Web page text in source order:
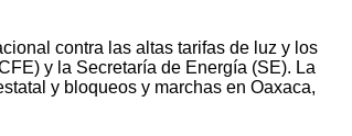
contra las altas tarifas de luz y los
y la Secretaría de Energía (SE). La
y bloqueos y marchas en Oaxaca,